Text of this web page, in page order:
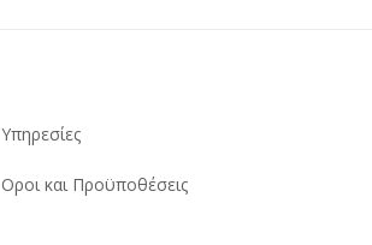
Υπηρεσίες
Οροι και Προϋποθέσεις